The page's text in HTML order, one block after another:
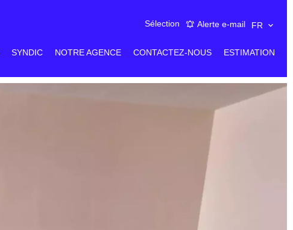
Sélection Alerte e-mail FR
SYNDIC NOTRE AGENCE CONTACTEZ-NOUS ESTIMATION